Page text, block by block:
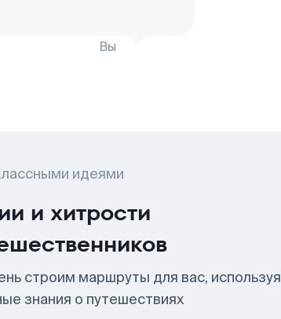
Вы
идеями
и хитрости
строим маршруты для вас, используя
знания о путешествиях